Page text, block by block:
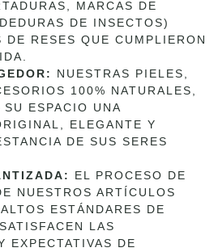
MARCAS DE
DE INSECTOS)
DE RESES QUE CUMPLIERON
NUESTRAS PIELES,
100% NATURALES,
ESPACIO UNA
ELEGANTE Y
DE SUS SERES
EL PROCESO DE
NUESTROS ARTÍCULOS
ESTÁNDARES DE
LAS
EXPECTATIVAS DE